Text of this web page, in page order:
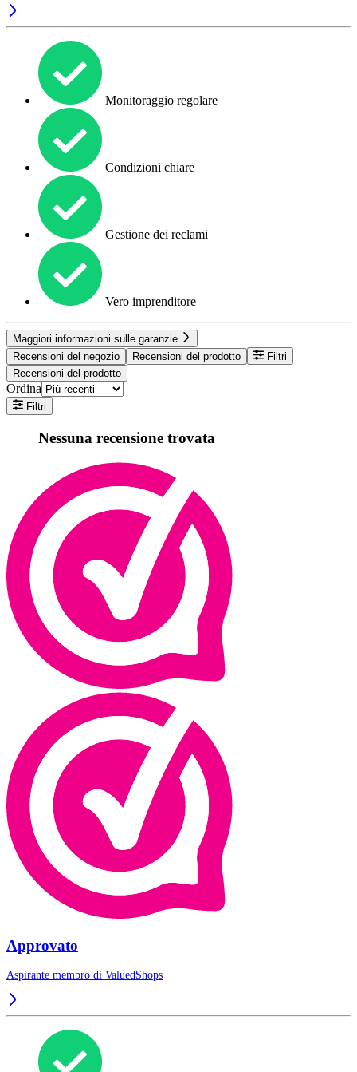
Monitoraggio regolare
Condizioni chiare
Gestione dei reclami
Vero imprenditore
Maggiori informazioni sulle garanzie
Recensioni del negozio
Recensioni del prodotto
Filtri
Recensioni del prodotto
Ordina
Filtri
Nessuna recensione trovata
Approvato
Aspirante membro di ValuedShops